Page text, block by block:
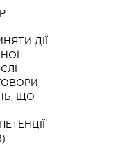
-
ДІЇ
ЩО